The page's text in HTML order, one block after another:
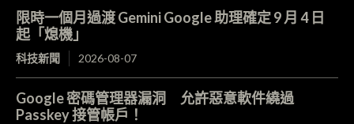
限時一個月過渡 Gemini Google 助理確定 9 月 4 日
起「熄機」
科技新聞 2026-08-07
Google 密碼管理器漏洞 允許惡意軟件繞過
Passkey 接管帳戶！